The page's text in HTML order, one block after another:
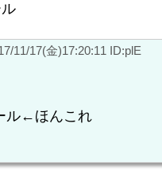
11/17(金)17:20:11 ID:plE
ル←ほんこれ